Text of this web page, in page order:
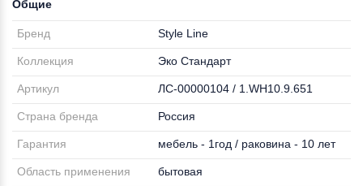
Общие
Бренд Style Line
Коллекция Эко Стандарт
Артикул ЛС-00000104 / 1.WH10.9.651
Страна бренда Россия
Гарантия мебель - 1год / раковина - 10 лет
Область применения бытовая